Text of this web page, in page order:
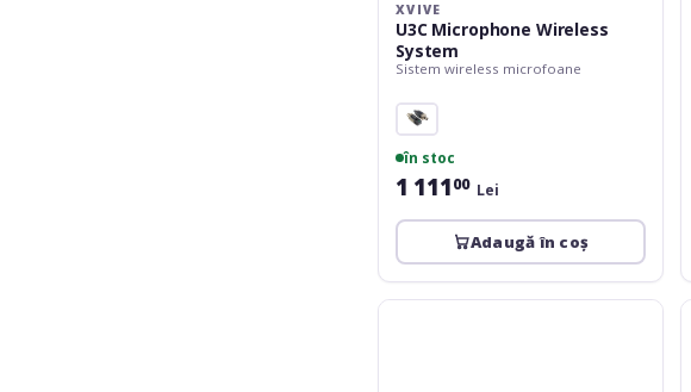
XVIVE
U3C Microphone Wireless
System
Sistem wireless microfoane
în stoc
1 11100 Lei
Adaugă în coș
LD
LD